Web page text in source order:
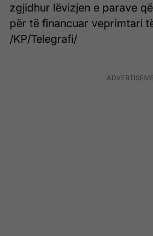
zgjidhur lëvizjen e parave
për të financuar veprimtari
/KP/Telegrafi/